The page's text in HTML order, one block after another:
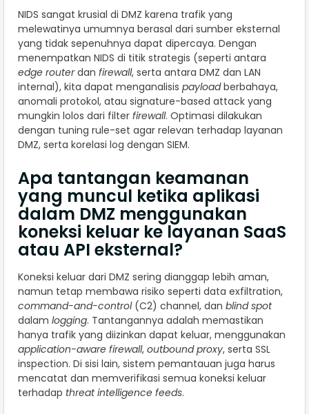
NIDS sangat krusial di DMZ karena trafik yang
melewatinya umumnya berasal dari sumber eksternal
yang tidak sepenuhnya dapat dipercaya. Dengan
menempatkan NIDS di titik strategis (seperti antara
edge routerdan firewall, serta antara DMZ dan LAN
internal), kita dapat menganalisis payloadberbahaya,
anomali protokol, atau signature-based attack yang
mungkin lolos dari filter firewall. Optimasi dilakukan
dengan tuning rule-set agar relevan terhadap layanan
DMZ, serta korelasi log dengan SIEM.
Apa tantangan keamanan
yang muncul ketika aplikasi
dalam DMZ menggunakan
koneksi keluar ke layanan SaaS
atau API eksternal?
Koneksi keluar dari DMZ sering dianggap lebih aman,
namun tetap membawa risiko seperti data exfiltration,
command-and-control(C2) channel, dan blind spot
dalam logging. Tantangannya adalah memastikan
hanya trafik yang diizinkan dapat keluar, menggunakan
application-aware firewall, outbound proxy, serta SSL
inspection. Di sisi lain, sistem pemantauan juga harus
mencatat dan memverifikasi semua koneksi keluar
terhadap threat intelligence feeds.